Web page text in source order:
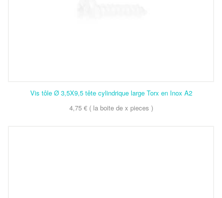
Vis tôle Ø 3,5X9,5 tête cylindrique large Torx en Inox A2
4,75 € ( la boite de x pieces )